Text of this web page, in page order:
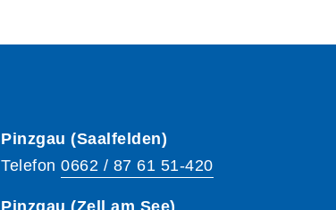
Pinzgau (Saalfelden)
Telefon 0662 / 87 61 51-420
Pinzgau (Zell am See)